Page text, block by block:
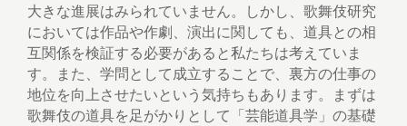
大きな進展はみられていません。しかし、歌舞伎研究
においては作品や作劇、演出に関しても、道具との相
互関係を検証する必要があると私たちは考えていま
す。また、学問として成立することで、裏方の仕事の
地位を向上させたいという気持ちもあります。まずは
歌舞伎の道具を足がかりとして「芸能道具学」の基礎